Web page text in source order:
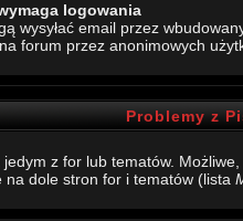
logowania
wysyłać email przez
forum przez anonimowych
Problemy z
z for lub tematów.
dole stron for i tematów (lista